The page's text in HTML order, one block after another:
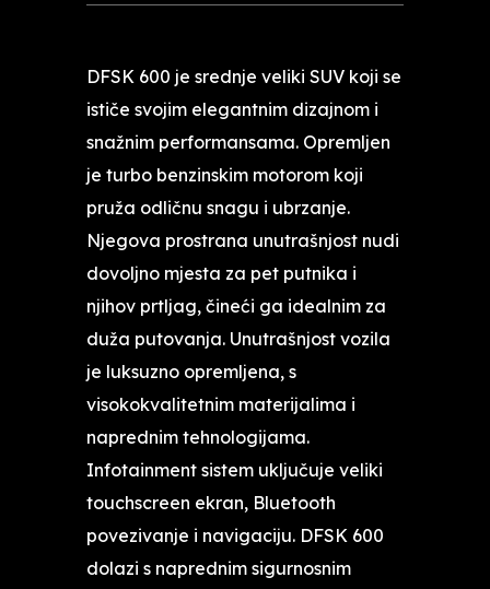
DFSK 600 je srednje veliki SUV koji se
ističe svojim elegantnim dizajnom i
snažnim performansama. Opremljen
je turbo benzinskim motorom koji
pruža odličnu snagu i ubrzanje.
Njegova prostrana unutrašnjost nudi
dovoljno mjesta za pet putnika i
njihov prtljag, čineći ga idealnim za
duža putovanja. Unutrašnjost vozila
je luksuzno opremljena, s
visokokvalitetnim materijalima i
naprednim tehnologijama.
Infotainment sistem uključuje veliki
touchscreen ekran, Bluetooth
povezivanje i navigaciju. DFSK 600
dolazi s naprednim sigurnosnim